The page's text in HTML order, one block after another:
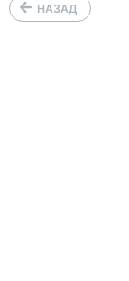
НАЗАД